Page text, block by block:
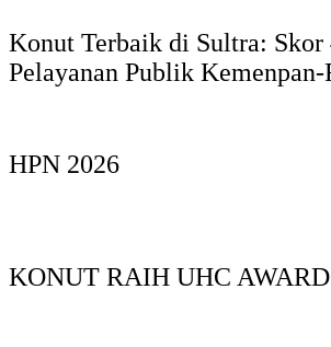
Konut Terbaik di Sultra: Skor
Pelayanan Publik
HPN 2026
KONUT RAIH UHC